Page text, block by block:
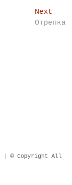
NextNext
Отрепка
| © Copyright All